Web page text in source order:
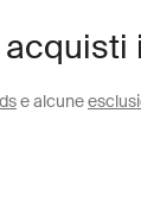
e alcune